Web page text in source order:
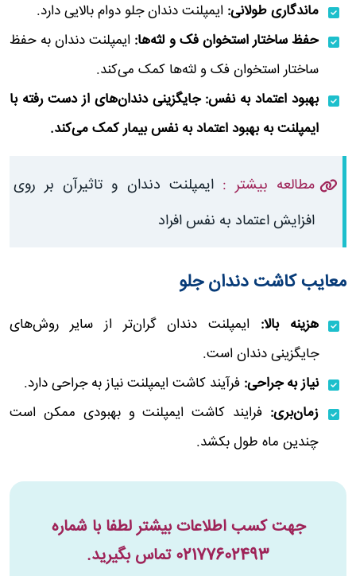
ماندگاری طولانی: ایمپلنت دندان جلو دوام بالایی دارد.
حفظ ساختار استخوان فک و لثه‌ها: ایمپلنت دندان به حفظ
ساختار استخوان فک و لثه‌ها کمک می‌کند.
بهبود اعتماد به نفس: جایگزینی دندان‌های از دست رفته با
ایمپلنت به بهبود اعتماد به نفس بیمار کمک می‌کند.
مطالعه بیشتر :ایمپلنت دندان و تاثیرآن بر روی
افزایش اعتماد به نفس افراد
معایب کاشت دندان جلو
هزینه بالا: ایمپلنت دندان گران‌تر از سایر روش‌های
جایگزینی دندان است.
نیاز به جراحی: فرآیند کاشت ایمپلنت نیاز به جراحی دارد.
زمان‌بری: فرایند کاشت ایمپلنت و بهبودی ممکن است
چندین ماه طول بکشد.
جهت کسب اطلاعات بیشتر لطفا با شماره
02177602493 تماس بگیرید.